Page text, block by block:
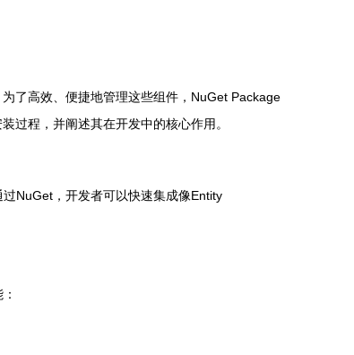
了高效、便捷地管理这些组件，NuGet Package
过程，并阐述其在开发中的核心作用。
NuGet，开发者可以快速集成像Entity